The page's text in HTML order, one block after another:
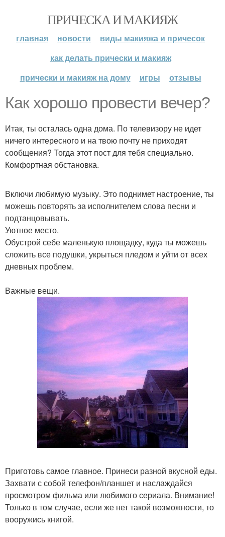
ПРИЧЕСКА И МАКИЯЖ
главная новости
виды макияжа и причесок
как делать прически и макияж
прически и макияж на дому
игры отзывы
Как хорошо провести вечер?
Итак, ты осталась одна дома. По телевизору не идет
ничего интересного и на твою почту не приходят
сообщения? Тогда этот пост для тебя специально.
Комфортная обстановка.
Включи любимую музыку. Это поднимет настроение, ты
можешь повторять за исполнителем слова песни и
подтанцовывать.
Уютное место.
Обустрой себе маленькую площадку, куда ты можешь
сложить все подушки, укрыться пледом и уйти от всех
дневных проблем.
Важные вещи.
Приготовь самое главное. Принеси разной вкусной еды.
Захвати с собой телефон/планшет и наслаждайся
просмотром фильма или любимого сериала. Внимание!
Только в том случае, если же нет такой возможности, то
вооружись книгой.